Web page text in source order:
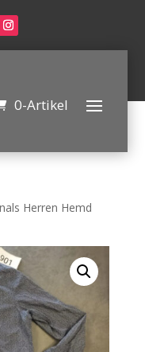
0-Artikel
Herren Hemd